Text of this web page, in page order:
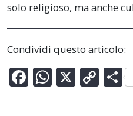
solo religioso, ma anche
Condividi questo articolo:
F
ac
W
h
X C
o o